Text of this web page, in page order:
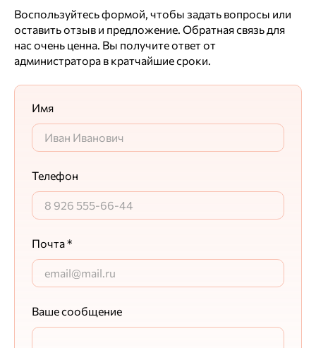
Воспользуйтесь формой, чтобы задать вопросы или
оставить отзыв и предложение. Обратная связь для
нас очень ценна. Вы получите ответ от
администратора в кратчайшие сроки.
Имя
Телефон
Почта *
Ваше сообщение